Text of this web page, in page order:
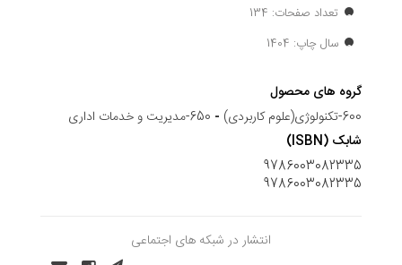
تعداد صفحات: 134
سال چاپ: 1404
گروه های محصول
600-تکنولوژی(علوم کاربردی)
- 650-مدیریت و خدمات اداری
شابک (ISBN)
9786003082335
9786003082335
انتشار در شبکه های اجتماعی